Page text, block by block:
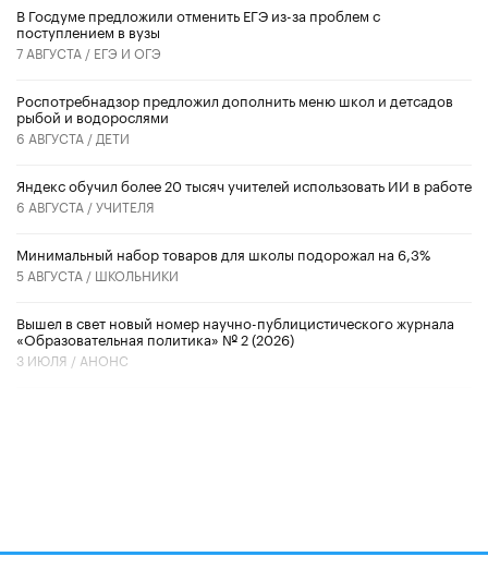
В Госдуме предложили отменить ЕГЭ из-за проблем с
поступлением в вузы
7 АВГУСТА / ЕГЭ И ОГЭ
Роспотребнадзор предложил дополнить меню школ и детсадов
рыбой и водорослями
6 АВГУСТА / ДЕТИ
​Яндекс обучил более 20 тысяч учителей использовать ИИ в работе
6 АВГУСТА /УЧИТЕЛЯ
Минимальный набор товаров для школы подорожал на 6,3%
5 АВГУСТА / ШКОЛЬНИКИ
Вышел в свет новый номер научно-публицистического журнала
«Образовательная политика» № 2 (2026)
3 ИЮЛЯ / АНОНС